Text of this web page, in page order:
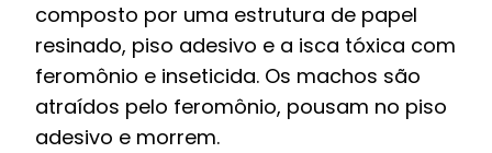
composto por uma estrutura de papel
resinado, piso adesivo e a isca tóxica com
feromônio e inseticida. Os machos são
atraídos pelo feromônio, pousam no piso
adesivo e morrem.